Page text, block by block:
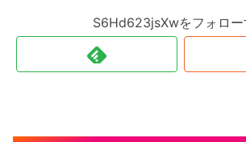
S6Hd623jsXwをフォロー